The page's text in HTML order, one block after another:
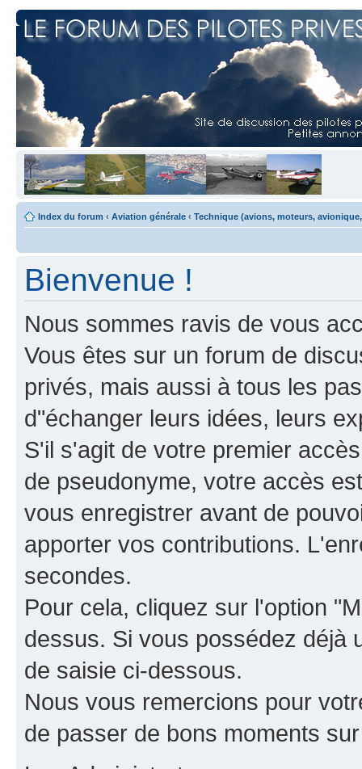
Index du forum ‹ Aviation générale ‹ Technique (avions, moteurs,
Bienvenue !
Nous sommes ravis de vous
Vous êtes sur un forum de
privés, mais aussi à tous les
d"échanger leurs idées, leurs
S'il s'agit de votre premier
de pseudonyme, votre accès
vous enregistrer avant de
apporter vos contributions.
secondes.
Pour cela, cliquez sur l'option
dessus. Si vous possédez déjà
de saisie ci-dessous.
Nous vous remercions pour
de passer de bons moments